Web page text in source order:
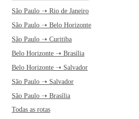
São Paulo ➝ Rio de Janeiro
São Paulo ➝ Belo Horizonte
São Paulo ➝ Curitiba
Belo Horizonte ➝ Brasília
Belo Horizonte ➝ Salvador
São Paulo ➝ Salvador
São Paulo ➝ Brasília
Todas as rotas